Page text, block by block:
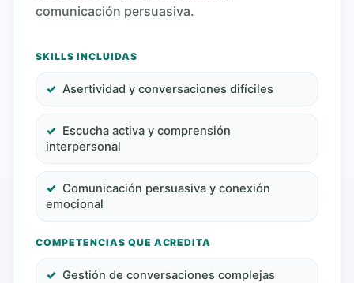
comunicación persuasiva.
SKILLS INCLUIDAS
Asertividad y conversaciones difíciles
Escucha activa y comprensión
interpersonal
Comunicación persuasiva y conexión
emocional
COMPETENCIAS QUE ACREDITA
Gestión de conversaciones complejas